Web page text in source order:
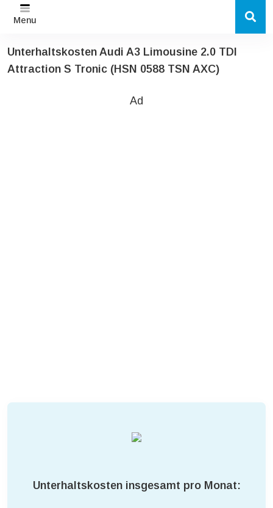
Menu
Unterhaltskosten Audi A3 Limousine 2.0 TDI
Attraction S Tronic (HSN 0588 TSN AXC)
Ad
Unterhaltskosten insgesamt pro Monat: